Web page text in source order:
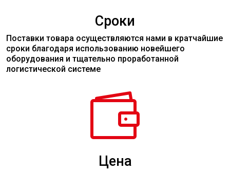
Сроки
Поставки товара осуществляются нами в кратчайшие
сроки благодаря использованию новейшего
оборудования и тщательно проработанной
логистической системе

Цена